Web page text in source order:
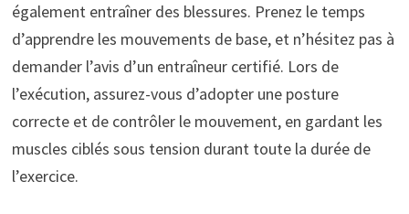
également entraîner des blessures. Prenez le temps
d’apprendre les mouvements de base, et n’hésitez pas à
demander l’avis d’un entraîneur certifié. Lors de
l’exécution, assurez-vous d’adopter une posture
correcte et de contrôler le mouvement, en gardant les
muscles ciblés sous tension durant toute la durée de
l’exercice.